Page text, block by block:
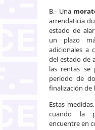
B.- Una
arrendaticia
estado de
un plazo
adicionales a
del estado de
las rentas se
periodo de
finalización de
Estas
cuando la
encuentre en